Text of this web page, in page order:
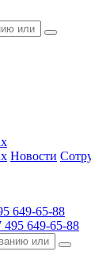
Новости
649-65-88
495 649-65-88